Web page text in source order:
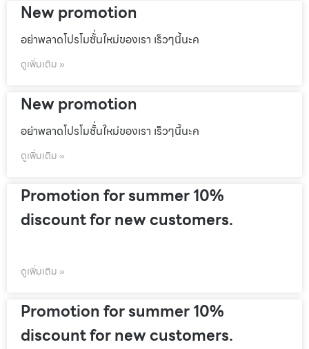
New promotion
อย่าพลาดโปรโมชั้่นใหม่ของเรา เร็วๆนี้นะค
ดูเพิ่มเติม »
New promotion
อย่าพลาดโปรโมชั้่นใหม่ของเรา เร็วๆนี้นะค
ดูเพิ่มเติม »
Promotion for summer 10%
discount for new customers.
ดูเพิ่มเติม »
Promotion for summer 10%
discount for new customers.